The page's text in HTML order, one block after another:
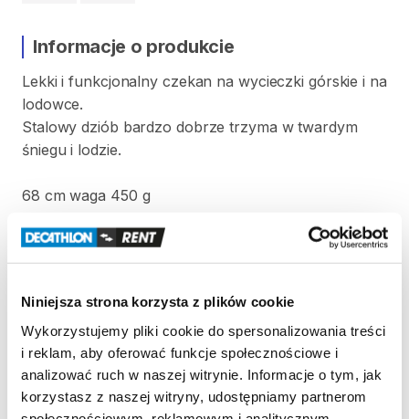
Niniejsza strona korzysta z plików cookie
Wykorzystujemy pliki cookie do spersonalizowania treści
i reklam, aby oferować funkcje społecznościowe i
analizować ruch w naszej witrynie. Informacje o tym, jak
korzystasz z naszej witryny, udostępniamy partnerom
Informacje o produkcie
Lekki i funkcjonalny czekan na wycieczki górskie i na
lodowce.
Stalowy dziób bardzo dobrze trzyma w twardym
śniegu i lodzie.
68 cm waga 450 g
Produkt z certyfikatem normą EN
13089:2011 + A1:2015; UIAA 152:2018 typ 1.
Strona produktu w sklepie
Zasady wypożyczenia